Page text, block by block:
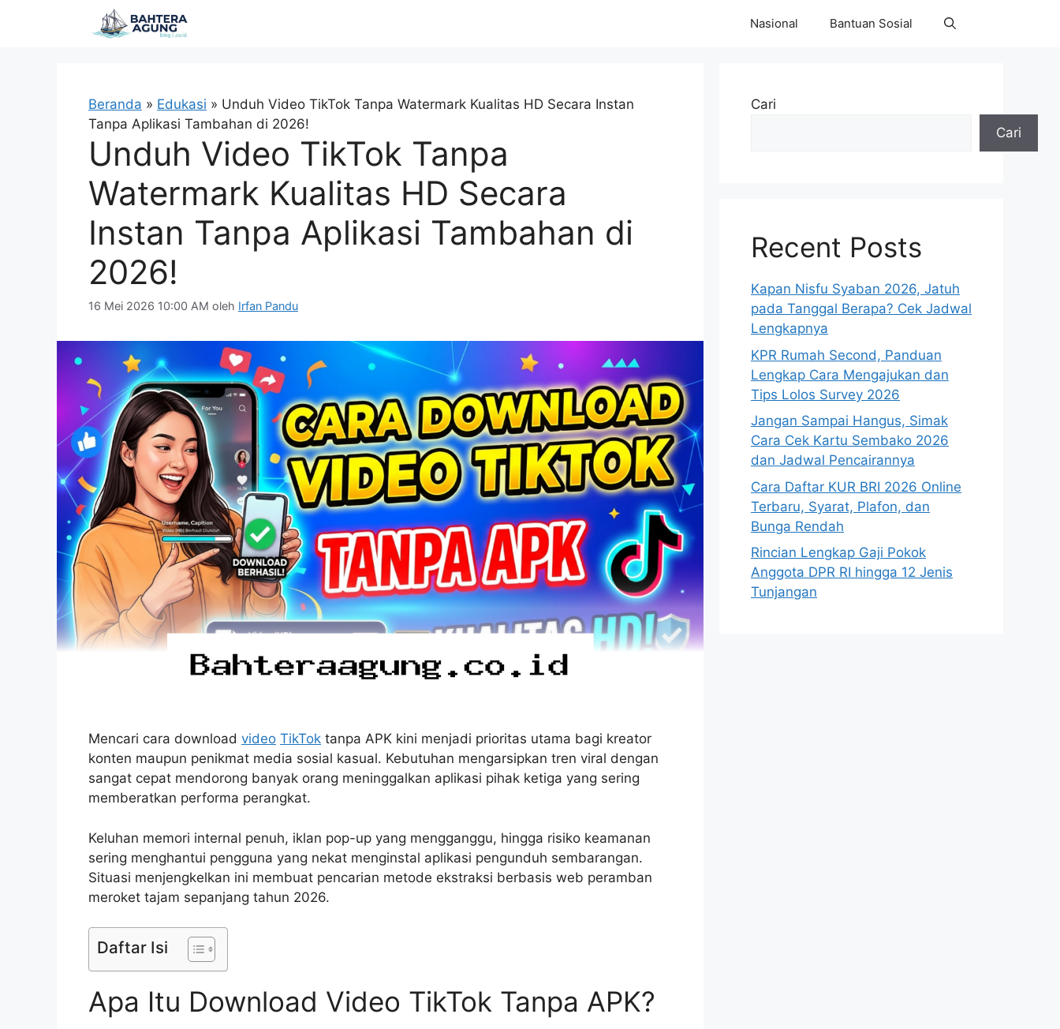
Nasional Bantuan Sosial
Beranda » Edukasi » Unduh Video TikTok Tanpa Watermark Kualitas HD Secara Instan
Tanpa Aplikasi Tambahan di 2026!
Unduh Video TikTok Tanpa
Watermark Kualitas HD Secara
Instan Tanpa Aplikasi Tambahan di
2026!
16 Mei 2026 10:00 AM oleh Irfan Pandu
Mencari cara download video TikTok tanpa APK kini menjadi prioritas utama bagi kreator
konten maupun penikmat media sosial kasual. Kebutuhan mengarsipkan tren viral dengan
sangat cepat mendorong banyak orang meninggalkan aplikasi pihak ketiga yang sering
memberatkan performa perangkat.
Keluhan memori internal penuh, iklan pop-up yang mengganggu, hingga risiko keamanan
sering menghantui pengguna yang nekat menginstal aplikasi pengunduh sembarangan.
Situasi menjengkelkan ini membuat pencarian metode ekstraksi berbasis web peramban
meroket tajam sepanjang tahun 2026.
Daftar Isi
Apa Itu Download Video TikTok Tanpa APK?
Cari
Cari
Recent Posts
Kapan Nisfu Syaban 2026, Jatuh
pada Tanggal Berapa? Cek Jadwal
Lengkapnya
KPR Rumah Second, Panduan
Lengkap Cara Mengajukan dan
Tips Lolos Survey 2026
Jangan Sampai Hangus, Simak
Cara Cek Kartu Sembako 2026
dan Jadwal Pencairannya
Cara Daftar KUR BRI 2026 Online
Terbaru, Syarat, Plafon, dan
Bunga Rendah
Rincian Lengkap Gaji Pokok
Anggota DPR RI hingga 12 Jenis
Tunjangan